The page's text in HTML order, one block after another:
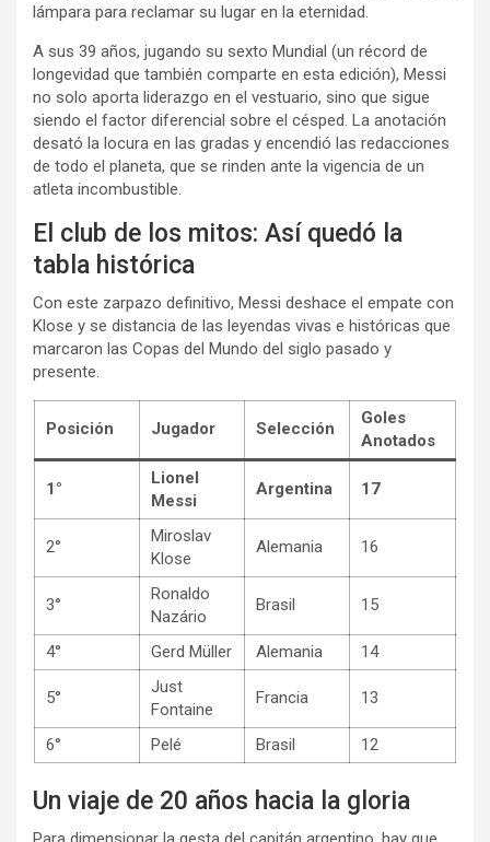
lámpara para reclamar su lugar en la eternidad.
A sus 39 años, jugando su sexto Mundial (un récord de
longevidad que también comparte en esta edición), Messi
no solo aporta liderazgo en el vestuario, sino que sigue
siendo el factor diferencial sobre el césped. La anotación
desató la locura en las gradas y encendió las redacciones
de todo el planeta, que se rinden ante la vigencia de un
atleta incombustible.
El club de los mitos: Así quedó la
tabla histórica
Con este zarpazo definitivo, Messi deshace el empate con
Klose y se distancia de las leyendas vivas e históricas que
marcaron las Copas del Mundo del siglo pasado y
presente.
Posición Jugador Selección
Goles
Anotados
1°
Lionel
Messi
Argentina 17
2°
Miroslav
Klose
Alemania 16
3°
Ronaldo
Nazário
Brasil 15
4° Gerd Müller Alemania 14
5°
Just
Fontaine
Francia 13
6° Pelé Brasil 12
Un viaje de 20 años hacia la gloria